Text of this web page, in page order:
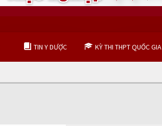
TIN Y DƯỢC KỲ THI THPT QUỐC GIA